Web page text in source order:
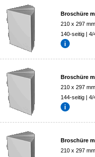
Broschüre
210 x 297 mm
140-seitig | 4/
Broschüre
210 x 297 mm
144-seitig | 4/
Broschüre
210 x 297 mm